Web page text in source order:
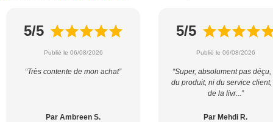
5/5
Publié le 06/08/2026
“Très contente de mon achat”
Par Ambreen S.
5/5
Publié le 06/08/2026
“Super, absolument pas déçu,
du produit, ni du service
de la livr...”
Par Mehdi R.